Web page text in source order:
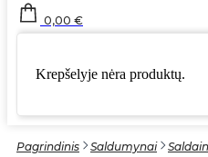
0,00 €
Krepšelyje nėra produktų.
Pagrindinis Saldumynai